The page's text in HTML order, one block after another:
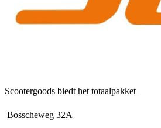
Scootergoods biedt het totaalpakket
Bosscheweg 32A